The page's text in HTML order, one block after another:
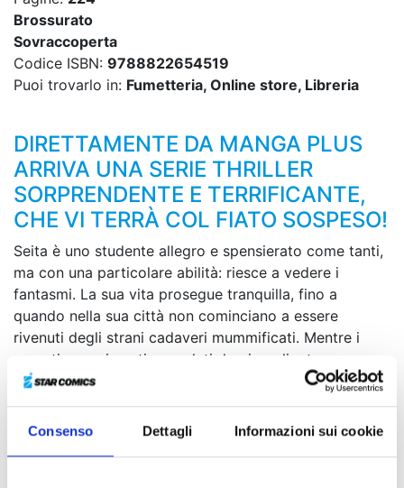
Consenso Dettagli Informazioni sui cookie
Brossurato
Sovraccoperta
Codice ISBN: 9788822654519
Puoi trovarlo in: Fumetteria, Online store, Libreria
DIRETTAMENTE DA MANGA PLUS
ARRIVA UNA SERIE THRILLER
SORPRENDENTE E TERRIFICANTE,
CHE VI TERRÀ COL FIATO SOSPESO!
Seita è uno studente allegro e spensierato come tanti,
ma con una particolare abilità: riesce a vedere i
fantasmi. La sua vita prosegue tranquilla, fino a
quando nella sua città non cominciano a essere
rivenuti degli strani cadaveri mummificati. Mentre i
recenti avvenimenti segnalati da giornali e tv non
smettono di causare turbamento e ansia tra i cittadini,
Seita inizia a notare uno strano comportamento da
parte del suo migliore amico Hayato. Quale oscura